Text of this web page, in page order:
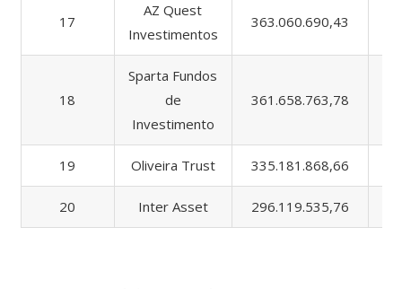
17
AZ Quest
Investimentos
363.060.690,43
18
Sparta Fundos
de
Investimento
361.658.763,78
19 Oliveira Trust 335.181.868,66
20 Inter Asset 296.119.535,76